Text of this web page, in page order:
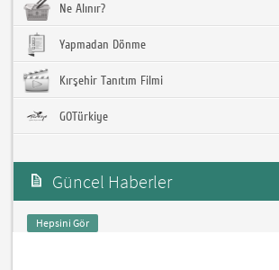
Ne Alınır?
Yapmadan Dönme
Kırşehir Tanıtım Filmi
GOTürkiye
Güncel Haberler
Hepsini Gör